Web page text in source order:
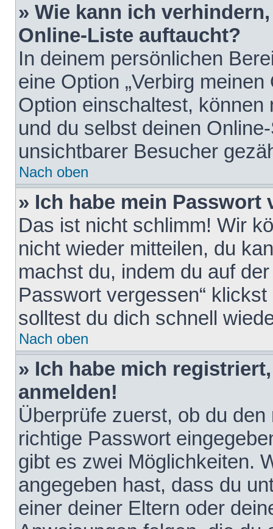
» Wie kann ich
Online-Liste auftaucht?
In deinem persönlichen
eine Option „Verbirg
Option einschaltest,
und du selbst deinen
unsichtbarer Besucher
Nach oben
» Ich habe mein Passwort
Das ist nicht schlimm! Wir
nicht wieder mitteilen, du
machst du, indem du auf
Passwort vergessen“
solltest du dich schnell
Nach oben
» Ich habe mich
anmelden!
Überprüfe zuerst, ob du
richtige Passwort
gibt es zwei Möglichkeiten.
angegeben hast, dass du
einer deiner Eltern oder